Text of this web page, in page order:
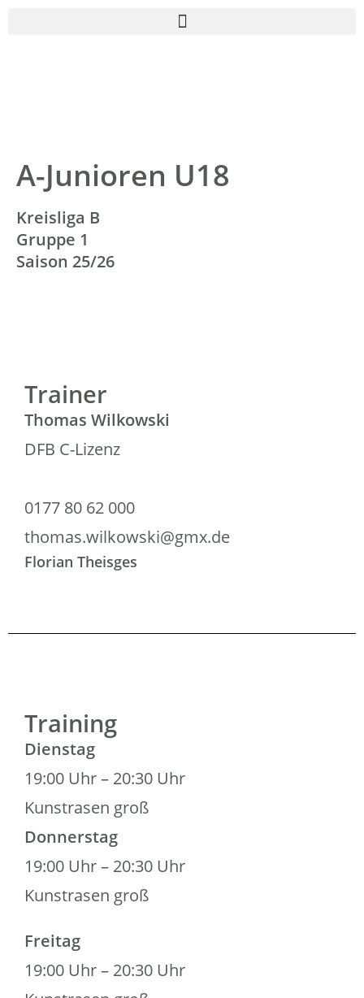
A-Junioren U18
Kreisliga B
Gruppe 1
Saison 25/26
Trainer
Thomas Wilkowski
DFB C-Lizenz
0177 80 62 000
thomas.wilkowski@gmx.de
Florian Theisges​
Training
Dienstag
19:00 Uhr – 20:30 Uhr
Kunstrasen groß
Donnerstag
19:00 Uhr – 20:30 Uhr
Kunstrasen groß
Freitag
19:00 Uhr – 20:30 Uhr